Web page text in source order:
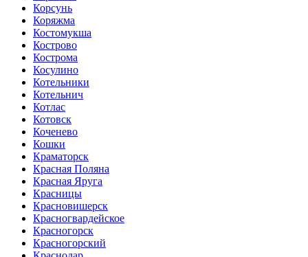
Корсунь
Коряжма
Костомукша
Кострово
Кострома
Косулино
Котельники
Котельнич
Котлас
Котовск
Коченево
Кошки
Краматорск
Красная Поляна
Красная Яруга
Красницы
Красновишерск
Красногвардейское
Красногорск
Красногорский